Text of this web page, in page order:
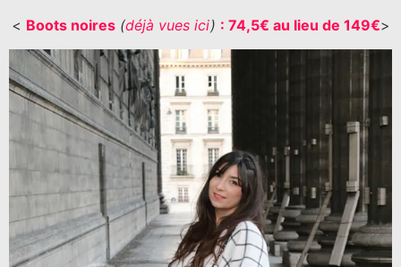
< Boots noires(déjà vues ici) : 74,5€ au lieu de 149€>